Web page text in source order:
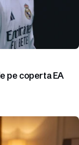
pe coperta EA